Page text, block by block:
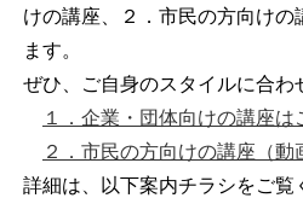
けの講座、２．市民の方向けの
ます。
ぜひ、ご自身のスタイルに合わ
１．企業・団体向けの講座は
２．市民の方向けの講座（動
詳細は、以下案内チラシをご覧